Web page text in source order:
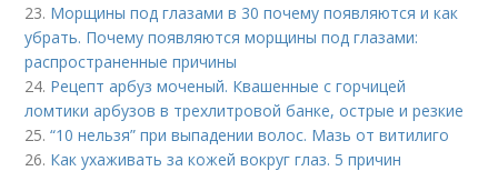
23. Морщины под глазами в 30 почему появляются и как
убрать. Почему появляются морщины под глазами:
распространенные причины
24. Рецепт арбуз моченый. Квашенные с горчицей
ломтики арбузов в трехлитровой банке, острые и резкие
25.“10 нельзя” при выпадении волос. Мазь от витилиго
26. Как ухаживать за кожей вокруг глаз. 5 причин